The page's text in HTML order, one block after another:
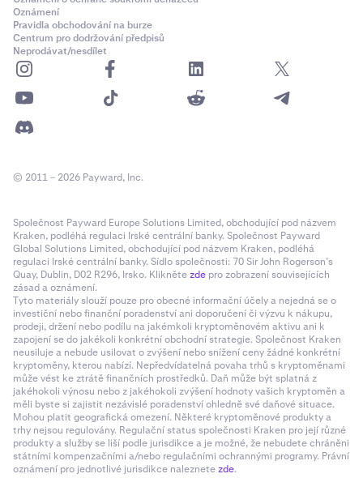
Oznámení
Pravidla obchodování na burze
Centrum pro dodržování předpisů
Neprodávat/nesdílet
© 2011 – 2026 Payward, Inc.
Společnost Payward Europe Solutions Limited, obchodující pod názvem
Kraken, podléhá regulaci Irské centrální banky. Společnost Payward
Global Solutions Limited, obchodující pod názvem Kraken, podléhá
regulaci Irské centrální banky. Sídlo společnosti: 70 Sir John Rogerson’s
Quay, Dublin, D02 R296, Irsko. Kliknětezde pro zobrazení souvisejících
zásad a oznámení.
Tyto materiály slouží pouze pro obecné informační účely a nejedná se o
investiční nebo finanční poradenství ani doporučení či výzvu k nákupu,
prodeji, držení nebo podílu na jakémkoli kryptoměnovém aktivu ani k
zapojení se do jakékoli konkrétní obchodní strategie. Společnost Kraken
neusiluje a nebude usilovat o zvýšení nebo snížení ceny žádné konkrétní
kryptoměny, kterou nabízí. Nepředvídatelná povaha trhů s kryptoměnami
může vést ke ztrátě finančních prostředků. Daň může být splatná z
jakéhokoli výnosu nebo z jakéhokoli zvýšení hodnoty vašich kryptoměn a
měli byste si zajistit nezávislé poradenství ohledně své daňové situace.
Mohou platit geografická omezení. Některé kryptoměnové produkty a
trhy nejsou regulovány. Regulační status společnosti Kraken pro její různé
produkty a služby se liší podle jurisdikce a je možné, že nebudete chráněni
státními kompenzačními a/nebo regulačními ochrannými programy. Právní
oznámení pro jednotlivé jurisdikce naleznetezde.